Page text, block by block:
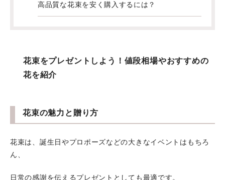
高品質な花束を安く購入するには？
花束をプレゼントしよう！値段相場やおすすめの
花を紹介
花束の魅力と贈り方
花束は、誕生日やプロポーズなどの大きなイベントはもちろ
ん、
日常の感謝を伝えるプレゼントとしても最適です。